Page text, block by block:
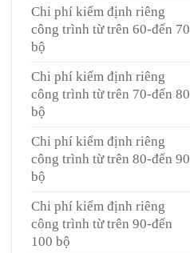
Chi phí kiểm định riêng
công trình từ trên 60-đến 70
bộ
Chi phí kiểm định riêng
công trình từ trên 70-đến 80
bộ
Chi phí kiểm định riêng
công trình từ trên 80-đến 90
bộ
Chi phí kiểm định riêng
công trình từ trên 90-đến
100 bộ